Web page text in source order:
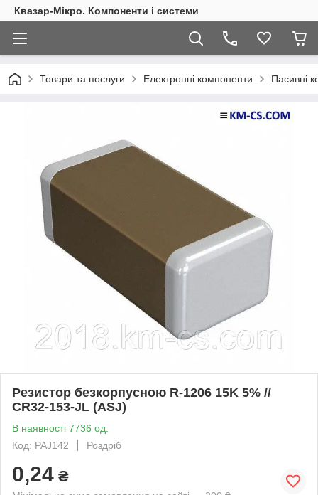
Квазар-Мікро. Компоненти і системи
Товари та послуги Електронні компоненти Пасивні
Резистор безкорпусною R-1206 15K 5% //
CR32-153-JL (ASJ)
В наявності 7736 од.
Код: PAJ142
Роздріб
0,24 ₴